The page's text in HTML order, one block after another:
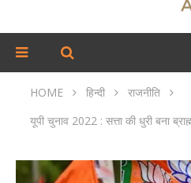
HOME हिन्दी
राजनीति
यूपी चुनाव 2022 : सत्ता की धुरी बना